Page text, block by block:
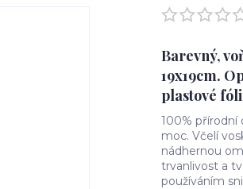
Barevný,
19x19cm.
plastové
100% přírodní
moc. Včelí
nádhernou
trvanlivost a
používáním